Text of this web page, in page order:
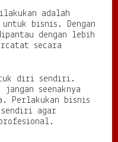
adalah
untuk bisnis. Dengan
dengan lebih
secara
diri sendiri.
seenaknya
Perlakukan bisnis
agar